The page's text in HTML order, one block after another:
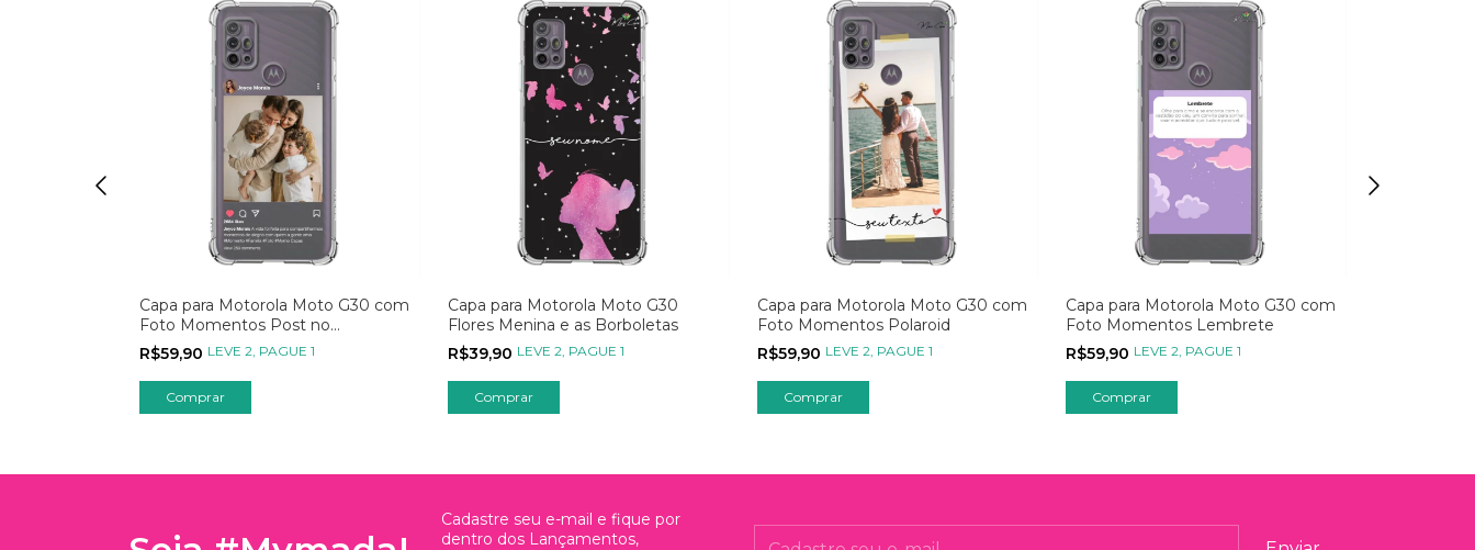
Capa para Motorola Moto G30 com
Foto Momentos Post no
Instagram
R$59,90 LEVE 2, PAGUE 1
Comprar
Capa para Motorola Moto G30
Flores Menina e as Borboletas
R$39,90 LEVE 2, PAGUE 1
Comprar
Capa para Motorola Moto G30 com
Foto Momentos Polaroid
R$59,90 LEVE 2, PAGUE 1
Comprar
Capa para Motorola Moto G30 com
Foto Momentos Lembrete
R$59,90 LEVE 2, PAGUE 1
Comprar
Cadastre seu e-mail e fique por
dentro dos Lançamentos,